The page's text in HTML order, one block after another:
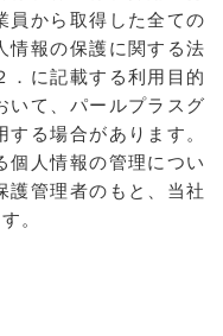
員から取得した全ての
情報の保護に関する法
．に記載する利用目的
いて、パールプラスグ
る場合があります。
個人情報の管理につい
護管理者のもと、当社
。